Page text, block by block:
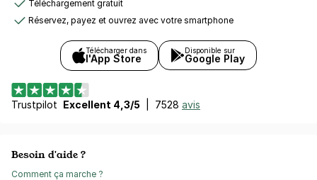
Téléchargement gratuit
Réservez, payez et ouvrez avec votre smartphone
Télécharger dans
l'App Store
Disponible sur
Google Play
Trustpilot Excellent 4,3/5 7528 avis
Besoin d'aide ?
Comment ça marche ?